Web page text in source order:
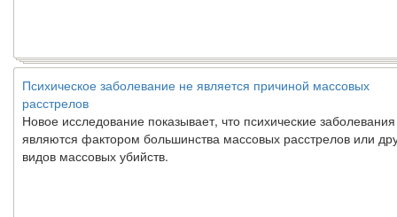
Психическое заболевание не является причиной массовых
расстрелов
Новое исследование показывает, что психические
являются фактором большинства массовых расстрелов или
видов массовых убийств.